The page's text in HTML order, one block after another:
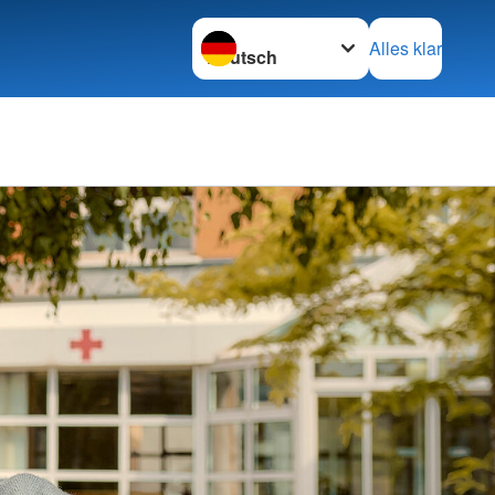
Sprache wechseln zu
Alles klar
Arnsberg
Mutter-Kind-Kuren
Krebskrankheit